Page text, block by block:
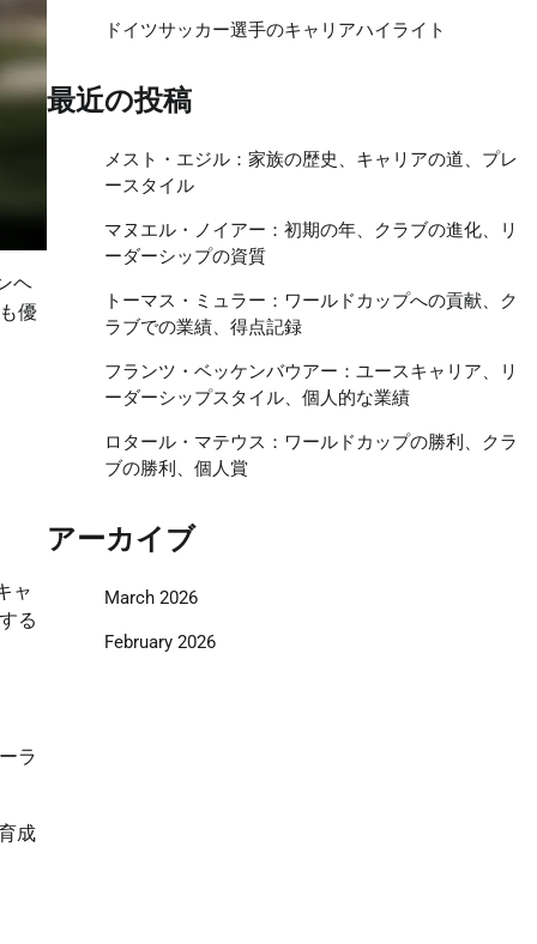
ヘ
優
ャ
る
ラ
成
ドイツサッカー選手のキャリアハイライト
最近の投稿
メスト・エジル：家族の歴史、キャリアの道、プレ
ースタイル
マヌエル・ノイアー：初期の年、クラブの進化、リ
ーダーシップの資質
トーマス・ミュラー：ワールドカップへの貢献、ク
ラブでの業績、得点記録
フランツ・ベッケンバウアー：ユースキャリア、リ
ーダーシップスタイル、個人的な業績
ロタール・マテウス：ワールドカップの勝利、クラ
ブの勝利、個人賞
アーカイブ
March 2026
February 2026